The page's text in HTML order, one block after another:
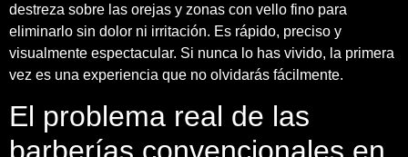
destreza sobre las orejas y zonas con vello fino para
eliminarlo sin dolor ni irritación. Es rápido, preciso y
visualmente espectacular. Si nunca lo has vivido, la primera
vez es una experiencia que no olvidarás fácilmente.
El problema real de las